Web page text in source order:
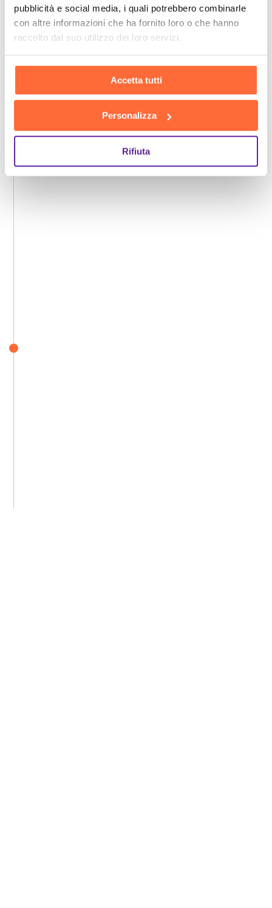
pubblicità e social media, i quali potrebbero combinarle
con altre informazioni che ha fornito loro o che hanno
raccolto dal suo utilizzo dei loro servizi.
Accetta tutti
Personalizza
Rifiuta